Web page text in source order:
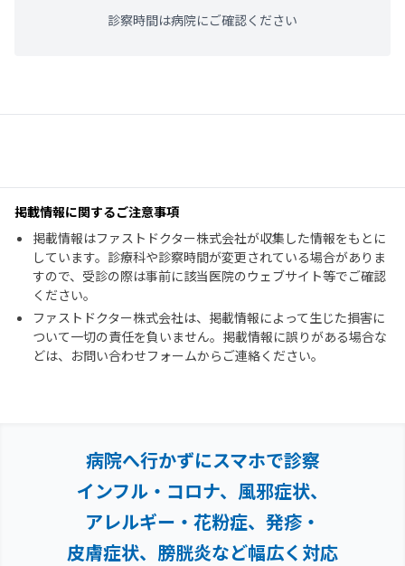
診察時間は病院にご確認ください
掲載情報に関するご注意事項
掲載情報はファストドクター株式会社が収集した情報をもとに
しています。診療科や診察時間が変更されている場合がありま
すので、受診の際は事前に該当医院のウェブサイト等でご確認
ください。
ファストドクター株式会社は、掲載情報によって生じた損害に
ついて一切の責任を負いません。掲載情報に誤りがある場合な
どは、お問い合わせフォームからご連絡ください。
病院へ行かずにスマホで診察
インフル・コロナ、風邪症状、
アレルギー・花粉症、 発疹・
皮膚症状、膀胱炎など幅広く対応